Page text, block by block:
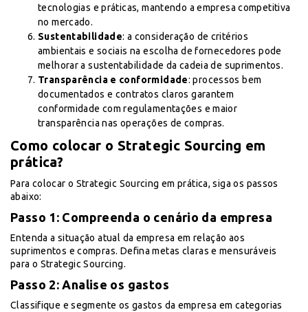
tecnologias e práticas, mantendo a empresa competitiva
no mercado.
Sustentabilidade: a consideração de critérios
ambientais e sociais na escolha de fornecedores pode
melhorar a sustentabilidade da cadeia de suprimentos.
Transparência e conformidade: processos bem
documentados e contratos claros garantem
conformidade com regulamentações e maior
transparência nas operações de compras.
Como colocar o Strategic Sourcing em
prática?
Para colocar o Strategic Sourcing em prática, siga os passos
abaixo:
Passo 1: Compreenda o cenário da empresa
Entenda a situação atual da empresa em relação aos
suprimentos e compras. Defina metas claras e mensuráveis
para o Strategic Sourcing.
Passo 2: Analise os gastos
Classifique e segmente os gastos da empresa em categorias